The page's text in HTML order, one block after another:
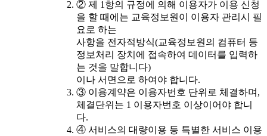
② 제 1항의 규정에 의해 이용자가 이용 신청
을 할 때에는 교육정보원이 이용자 관리시 필
요로 하는
사항을 전자적방식(교육정보원의 컴퓨터 등
정보처리 장치에 접속하여 데이터를 입력하
는 것을 말합니다)
이나 서면으로 하여야 합니다.
③ 이용계약은 이용자번호 단위로 체결하며,
체결단위는 1 이용자번호 이상이어야 합니
다.
④ 서비스의 대량이용 등 특별한 서비스 이용